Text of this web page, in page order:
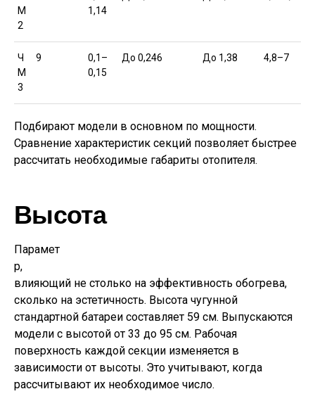
М
2
1,14
Ч
М
3
9
0,1–
0,15
До 0,246 До 1,38 4,8–7
Подбирают модели в основном по мощности.
Сравнение характеристик секций позволяет быстрее
рассчитать необходимые габариты отопителя.
Высота
Парамет
р,
влияющий не столько на эффективность обогрева,
сколько на эстетичность. Высота чугунной
стандартной батареи составляет 59 см. Выпускаются
модели с высотой от 33 до 95 см. Рабочая
поверхность каждой секции изменяется в
зависимости от высоты. Это учитывают, когда
рассчитывают их необходимое число.